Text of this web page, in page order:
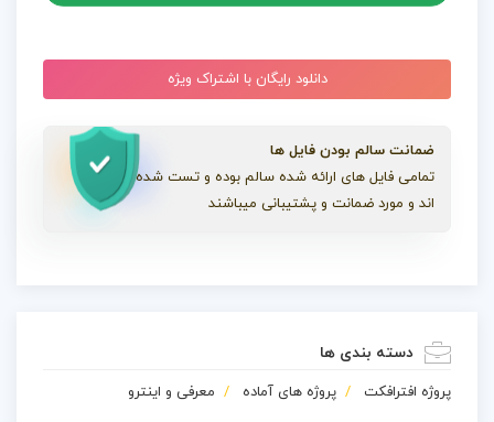
دانلود رایگان با اشتراک ویژه
ضمانت سالم بودن فایل ها
تمامی فایل های ارائه شده سالم بوده و تست شده
اند و مورد ضمانت و پشتیبانی میباشند
دسته بندی ها
پروژه افترافکت پروژه های آماده معرفی و اینترو